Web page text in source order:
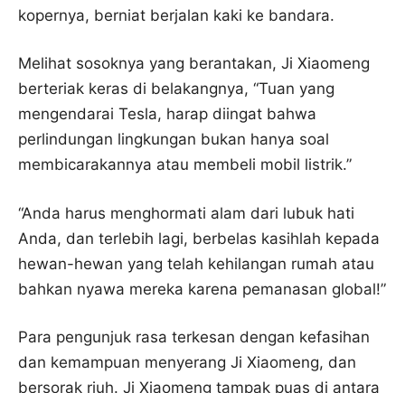
kopernya, berniat berjalan kaki ke bandara.
Melihat sosoknya yang berantakan, Ji Xiaomeng
berteriak keras di belakangnya, “Tuan yang
mengendarai Tesla, harap diingat bahwa
perlindungan lingkungan bukan hanya soal
membicarakannya atau membeli mobil listrik.”
“Anda harus menghormati alam dari lubuk hati
Anda, dan terlebih lagi, berbelas kasihlah kepada
hewan-hewan yang telah kehilangan rumah atau
bahkan nyawa mereka karena pemanasan global!”
Para pengunjuk rasa terkesan dengan kefasihan
dan kemampuan menyerang Ji Xiaomeng, dan
bersorak riuh. Ji Xiaomeng tampak puas di antara